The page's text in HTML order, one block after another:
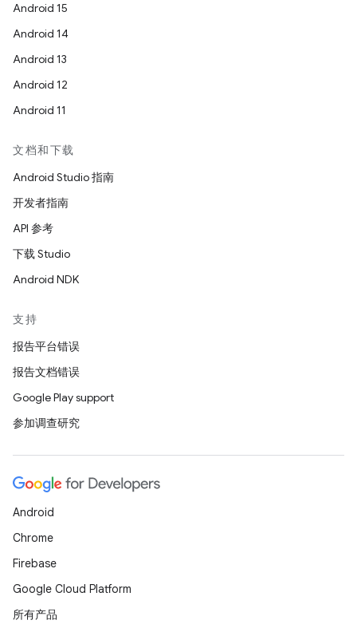
Android 15
Android 14
Android 13
Android 12
Android 11
文档和下载
Android Studio 指南
开发者指南
API 参考
下载 Studio
Android NDK
支持
报告平台错误
报告文档错误
Google Play support
参加调查研究
Android
Chrome
Firebase
Google Cloud Platform
所有产品